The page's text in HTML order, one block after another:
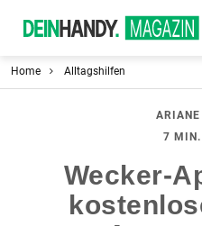
Home Alltagshilfen
7 MIN.
Wecker-